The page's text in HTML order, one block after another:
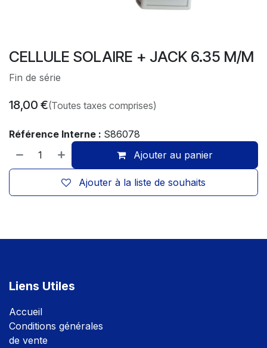
CELLULE SOLAIRE + JACK 6.35 M/M
Fin de série
18,00 €(Toutes taxes comprises)
Référence Interne : S86078
Ajouter au panier
Ajouter à la liste de souhaits
Liens Utiles
Accueil
Conditions générales
de vente